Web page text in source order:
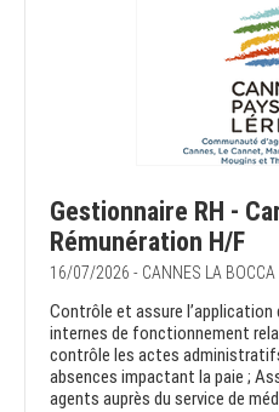
Gestionnaire RH -
Rémunération H/F
16/07/2026 - CANNES LA BOCCA
Contrôle et assure
internes de fonctionnement
contrôle les actes
absences impactant la paie ;
agents auprès du service de